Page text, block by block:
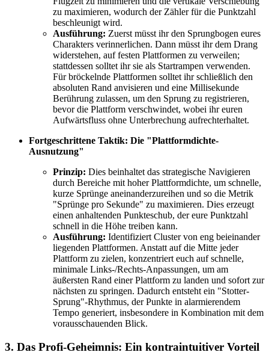
zu maximieren, wodurch der Zähler für die Punktzahl
beschleunigt wird.
Ausführung: Zuerst müsst ihr den Sprungbogen eures
Charakters verinnerlichen. Dann müsst ihr dem Drang
widerstehen, auf festen Plattformen zu verweilen;
stattdessen solltet ihr sie als Startrampen verwenden.
Für bröckelnde Plattformen solltet ihr schließlich den
absoluten Rand anvisieren und eine Millisekunde
Berührung zulassen, um den Sprung zu registrieren,
bevor die Plattform verschwindet, wobei ihr euren
Aufwärtsfluss ohne Unterbrechung aufrechterhaltet.
Fortgeschrittene Taktik: Die "Plattformdichte-
Ausnutzung"
Prinzip: Dies beinhaltet das strategische Navigieren
durch Bereiche mit hoher Plattformdichte, um schnelle,
kurze Sprünge aneinanderzureihen und so die Metrik
"Sprünge pro Sekunde" zu maximieren. Dies erzeugt
einen anhaltenden Punkteschub, der eure Punktzahl
schnell in die Höhe treiben kann.
Ausführung: Identifiziert Cluster von eng beieinander
liegenden Plattformen. Anstatt auf die Mitte jeder
Plattform zu zielen, konzentriert euch auf schnelle,
minimale Links-/Rechts-Anpassungen, um am
äußersten Rand einer Plattform zu landen und sofort zur
nächsten zu springen. Dadurch entsteht ein "Stotter-
Sprung"-Rhythmus, der Punkte in alarmierendem
Tempo generiert, insbesondere in Kombination mit dem
vorausschauenden Blick.
3. Das Profi-Geheimnis: Ein kontraintuitiver Vorteil